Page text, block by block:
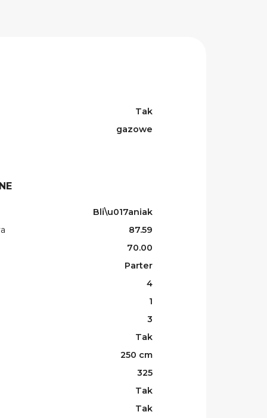
Tak
gazowe
Bli\u017aniak
87.59
70.00
Parter
4
1
3
Tak
250 cm
325
Tak
Tak